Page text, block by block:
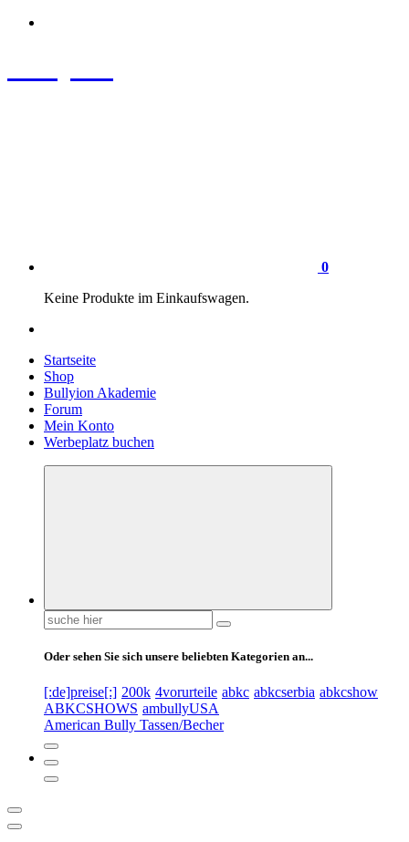
Zum
0
Keine Produkte im Einkaufswagen.
Startseite
Shop
Bullyion Akademie
Forum
Mein Konto
Werbeplatz buchen
Suchen
nach:
Oder sehen Sie sich unsere beliebten Kategorien an...
[:de]preise[:] 200k 4vorurteile abkc abkcserbia abkcshow
ABKCSHOWS ambullyUSA
American Bully Tassen/Becher